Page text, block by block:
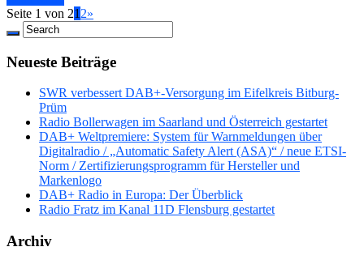
Seite 1 von 21 2»
Neueste Beiträge
SWR verbessert DAB+-Versorgung im Eifelkreis Bitburg-
Prüm
Radio Bollerwagen im Saarland und Österreich gestartet
DAB+ Weltpremiere: System für Warnmeldungen über
Digitalradio / „Automatic Safety Alert (ASA)“ / neue ETSI-
Norm / Zertifizierungsprogramm für Hersteller und
Markenlogo
DAB+ Radio in Europa: Der Überblick
Radio Fratz im Kanal 11D Flensburg gestartet
Archiv